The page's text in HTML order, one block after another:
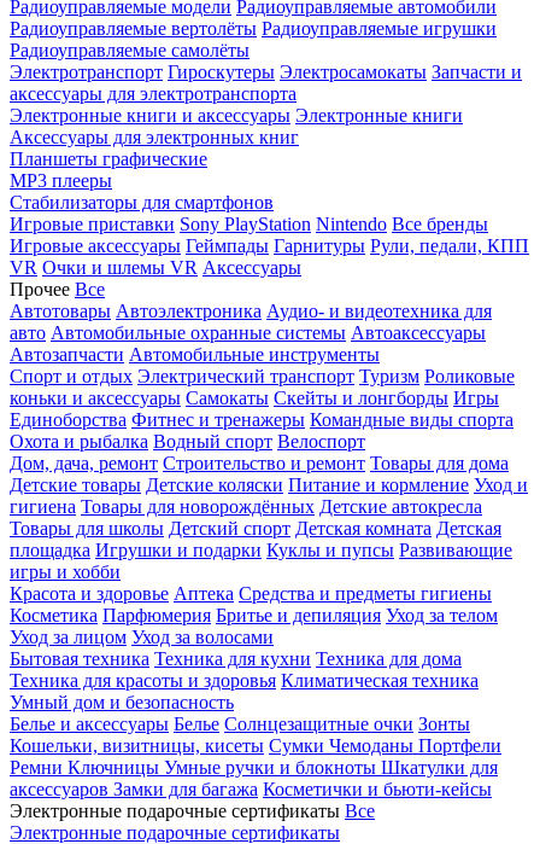
Радиоуправляемые модели Радиоуправляемые автомобили
Радиоуправляемые вертолёты Радиоуправляемые игрушки
Радиоуправляемые самолёты
Электротранспорт Гироскутеры Электросамокаты Запчасти и
аксессуары для электротранспорта
Электронные книги и аксессуары Электронные книги
Аксессуары для электронных книг
Планшеты графические
MP3 плееры
Стабилизаторы для смартфонов
Игровые приставки Sony PlayStation Nintendo Все бренды
Игровые аксессуары Геймпады Гарнитуры Рули, педали, КПП
VR Очки и шлемы VR Аксессуары
Прочее Все
Автотовары Автоэлектроника Аудио- и видеотехника для
авто Автомобильные охранные системы Автоаксессуары
Автозапчасти Автомобильные инструменты
Спорт и отдых Электрический транспорт Туризм Роликовые
коньки и аксессуары Самокаты Скейты и лонгборды Игры
Единоборства Фитнес и тренажеры Командные виды спорта
Охота и рыбалка Водный спорт Велоспорт
Дом, дача, ремонт Строительство и ремонт Товары для дома
Детские товары Детские коляски Питание и кормление Уход и
гигиена Товары для новорождённых Детские автокресла
Товары для школы Детский спорт Детская комната Детская
площадка Игрушки и подарки Куклы и пупсы Развивающие
игры и хобби
Красота и здоровье Аптека Средства и предметы гигиены
Косметика Парфюмерия Бритье и депиляция Уход за телом
Уход за лицом Уход за волосами
Бытовая техника Техника для кухни Техника для дома
Техника для красоты и здоровья Климатическая техника
Умный дом и безопасность
Белье и аксессуары Белье Солнцезащитные очки Зонты
Кошельки, визитницы, кисеты Сумки Чемоданы Портфели
Ремни Ключницы Умные ручки и блокноты Шкатулки для
аксессуаров Замки для багажа Косметички и бьюти-кейсы
Электронные подарочные сертификаты Все
Электронные подарочные сертификаты